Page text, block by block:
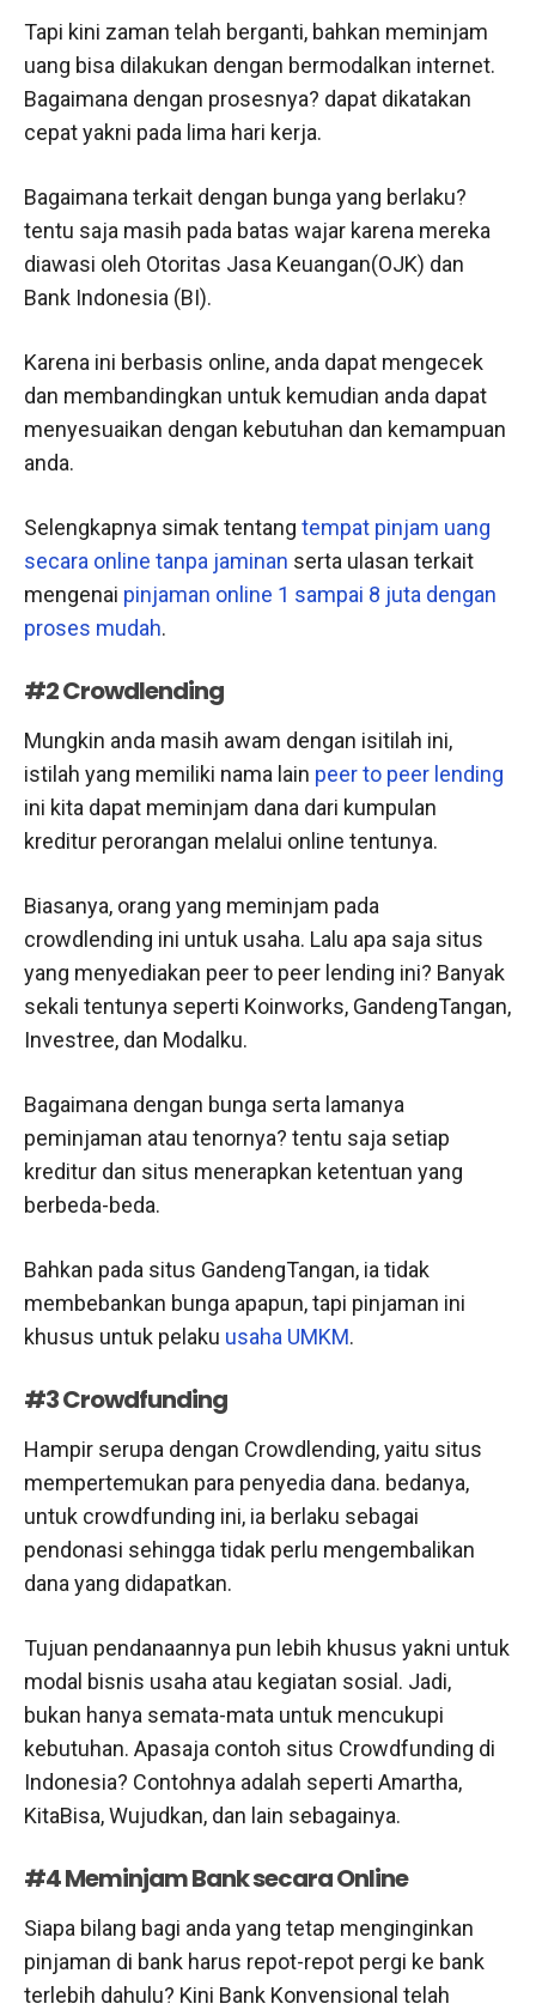
Tapi kini zaman telah berganti, bahkan meminjam
uang bisa dilakukan dengan bermodalkan internet.
Bagaimana dengan prosesnya? dapat dikatakan
cepat yakni pada lima hari kerja.
Bagaimana terkait dengan bunga yang berlaku?
tentu saja masih pada batas wajar karena mereka
diawasi oleh Otoritas Jasa Keuangan(OJK) dan
Bank Indonesia (BI).
Karena ini berbasis online, anda dapat mengecek
dan membandingkan untuk kemudian anda dapat
menyesuaikan dengan kebutuhan dan kemampuan
anda.
Selengkapnya simak tentang tempat pinjam uang
secara online tanpa jaminan serta ulasan terkait
mengenai pinjaman online 1 sampai 8 juta dengan
proses mudah.
#2 Crowdlending
Mungkin anda masih awam dengan isitilah ini,
istilah yang memiliki nama lain peer to peer lending
ini kita dapat meminjam dana dari kumpulan
kreditur perorangan melalui online tentunya.
Biasanya, orang yang meminjam pada
crowdlending ini untuk usaha. Lalu apa saja situs
yang menyediakan peer to peer lending ini? Banyak
sekali tentunya seperti Koinworks, GandengTangan,
Investree, dan Modalku.
Bagaimana dengan bunga serta lamanya
peminjaman atau tenornya? tentu saja setiap
kreditur dan situs menerapkan ketentuan yang
berbeda-beda.
Bahkan pada situs GandengTangan, ia tidak
membebankan bunga apapun, tapi pinjaman ini
khusus untuk pelaku usaha UMKM.
#3 Crowdfunding
Hampir serupa dengan Crowdlending, yaitu situs
mempertemukan para penyedia dana. bedanya,
untuk crowdfunding ini, ia berlaku sebagai
pendonasi sehingga tidak perlu mengembalikan
dana yang didapatkan.
Tujuan pendanaannya pun lebih khusus yakni untuk
modal bisnis usaha atau kegiatan sosial. Jadi,
bukan hanya semata-mata untuk mencukupi
kebutuhan. Apasaja contoh situs Crowdfunding di
Indonesia? Contohnya adalah seperti Amartha,
KitaBisa, Wujudkan, dan lain sebagainya.
#4 Meminjam Bank secara Online
Siapa bilang bagi anda yang tetap menginginkan
pinjaman di bank harus repot-repot pergi ke bank
terlebih dahulu? Kini Bank Konvensional telah